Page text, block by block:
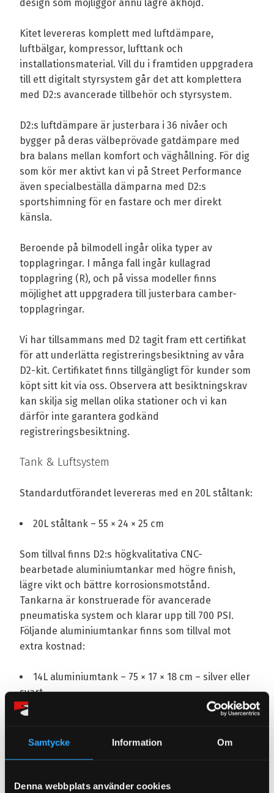
Samtycke Information Om
Denna webbplats använder cookies
design som möjliggör ännu lägre åkhöjd.
Kitet levereras komplett med luftdämpare,
luftbälgar, kompressor, lufttank och
installationsmaterial. Vill du i framtiden uppgradera
till ett digitalt styrsystem går det att komplettera
med D2:s avancerade tillbehör och styrsystem.
D2:s luftdämpare är justerbara i 36 nivåer och
bygger på deras välbeprövade gatdämpare med
bra balans mellan komfort och väghållning. För dig
som kör mer aktivt kan vi på Street Performance
även specialbeställa dämparna med D2:s
sportshimning för en fastare och mer direkt
känsla.
Beroende på bilmodell ingår olika typer av
topplagringar. I många fall ingår kullagrad
topplagring (R), och på vissa modeller finns
möjlighet att uppgradera till justerbara camber-
topplagringar.
Vi har tillsammans med D2 tagit fram ett certifikat
för att underlätta registreringsbesiktning av våra
D2-kit. Certifikatet finns tillgängligt för kunder som
köpt sitt kit via oss. Observera att besiktningskrav
kan skilja sig mellan olika stationer och vi kan
därför inte garantera godkänd
registreringsbesiktning.
Tank & Luftsystem
Standardutförandet levereras med en 20L ståltank:
20L ståltank – 55 × 24 × 25 cm
Som tillval finns D2:s högkvalitativa CNC-
bearbetade aluminiumtankar med högre finish,
lägre vikt och bättre korrosionsmotstånd.
Tankarna är konstruerade för avancerade
pneumatiska system och klarar upp till 700 PSI.
Följande aluminiumtankar finns som tillval mot
extra kostnad:
14L aluminiumtank – 75 × 17 × 18 cm – silver eller
svart
12L aluminiumtank – 60 × 17 × 18 cm – silver eller
Tankens längd kan specialanpassas mot extra